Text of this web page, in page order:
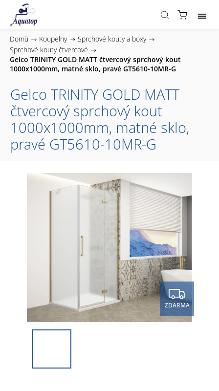
Domů / Koupelny / Sprchové kouty a boxy /
Sprchové kouty čtvercové /
Gelco TRINITY GOLD MATT čtvercový sprchový kout
1000x1000mm, matné sklo, pravé GT5610-10MR-G
Gelco TRINITY GOLD MATT
čtvercový sprchový kout
1000x1000mm, matné sklo,
pravé GT5610-10MR-G
ZDARMA